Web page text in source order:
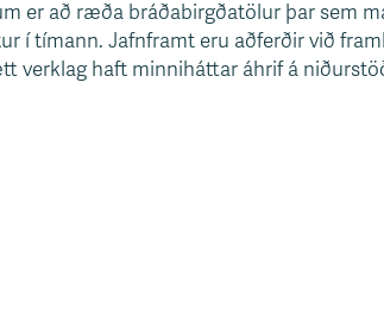
er að ræða bráðabirgðatölur þar sem
í tímann. Jafnframt eru aðferðir við
verklag haft minniháttar áhrif á